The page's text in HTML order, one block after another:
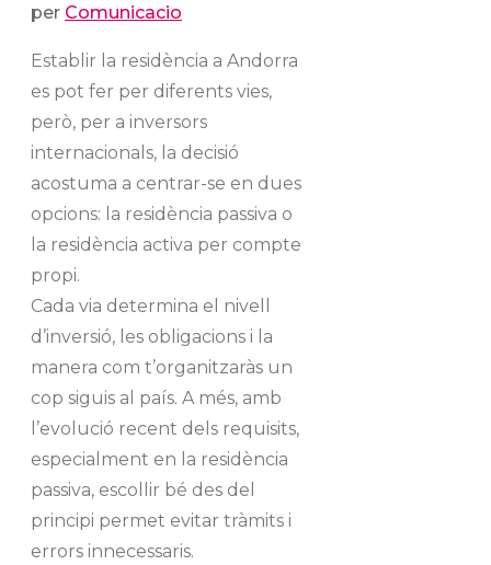
per Comunicacio
Establir la residència a Andorra
es pot fer per diferents vies,
però, per a inversors
internacionals, la decisió
acostuma a centrar-se en dues
opcions: la residència passiva o
la residència activa per compte
propi.
Cada via determina el nivell
d’inversió, les obligacions i la
manera com t’organitzaràs un
cop siguis al país. A més, amb
l’evolució recent dels requisits,
especialment en la residència
passiva, escollir bé des del
principi permet evitar tràmits i
errors innecessaris.